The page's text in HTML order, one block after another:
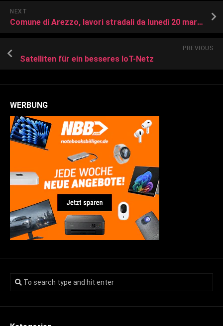
NEXT
Comune di Arezzo, lavori stradali da lunedì 20 marzo
PREVIOUS
Satelliten für ein besseres IoT-Netz
WERBUNG